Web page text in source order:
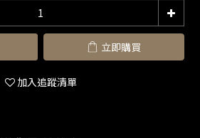
立即購買
加入追蹤清單